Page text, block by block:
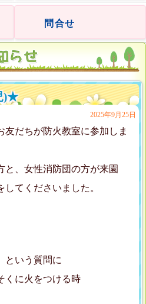
問合せ
)★
2025年9月25日
だちが防火教室に参加しま
と、女性消防団の方が来園
てくださいました。
という質問に
くに火をつける時